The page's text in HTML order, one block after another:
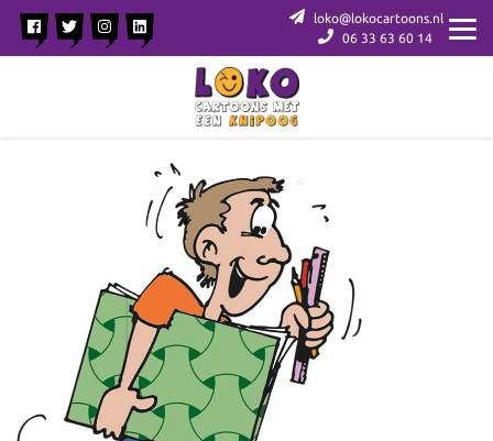
loko@lokocartoons.nl
06 33 63 60 14